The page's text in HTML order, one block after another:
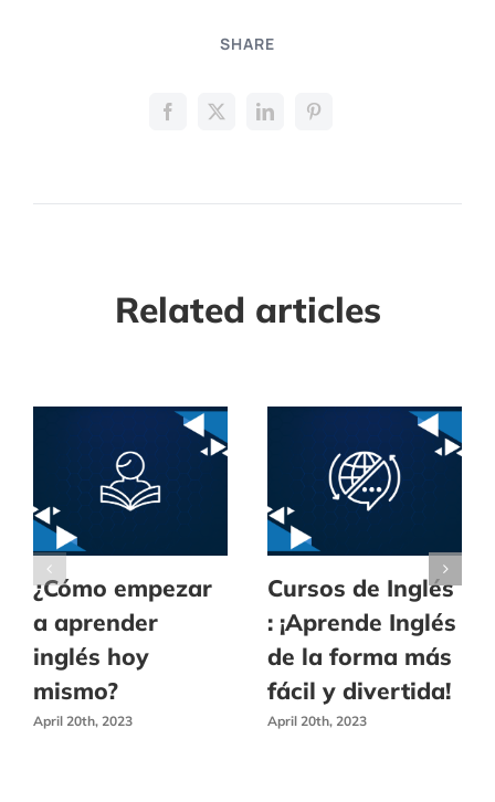
SHARE
Related articles
¿Cómo empezar
a aprender
inglés hoy
mismo?
April 20th, 2023
Cursos de Inglés
: ¡Aprende Inglés
de la forma más
fácil y divertida!
April 20th, 2023